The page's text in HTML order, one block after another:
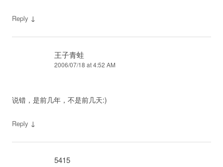
Reply ↓
王子青蛙
2006/07/18 at 4:52 AM
说错，是前几年，不是前几天:)
Reply ↓
5415